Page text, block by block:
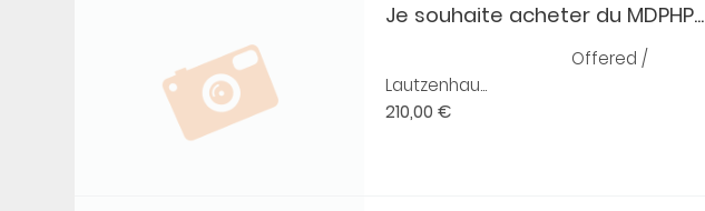
Je souhaite acheter du MDPHP...
Lautzenhau...
210,00 €
Offered /